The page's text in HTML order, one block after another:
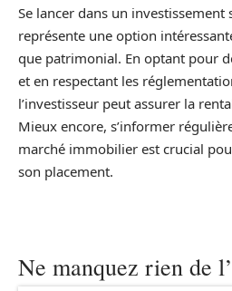
Se lancer dans un investissement
représente une option
que patrimonial. En optant pour
et en respectant les
l’investisseur peut assurer la
Mieux encore, s’informer
marché immobilier est crucial
son placement.
Ne manquez rien de